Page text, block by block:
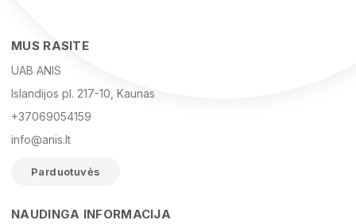
MUS RASITE
UAB ANIS
Islandijos pl. 217-10, Kaunas
+37069054159
info@anis.lt
Parduotuvės
NAUDINGA INFORMACIJA